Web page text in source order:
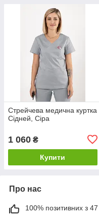
Стрейчева медична куртка
Сідней, Сіра
1 060 ₴
Купити
Про нас
100% позитивних з 47